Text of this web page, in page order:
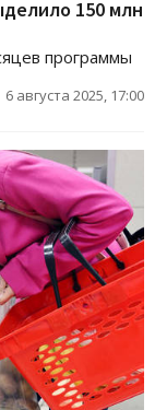
150 млн
программы
6 августа 2025, 17:00